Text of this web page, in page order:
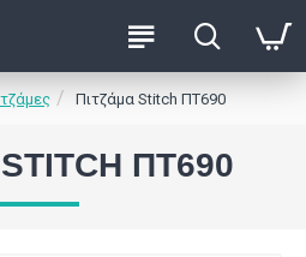
Πιτζάμα Stitch ΠΤ690
ΠΤ690